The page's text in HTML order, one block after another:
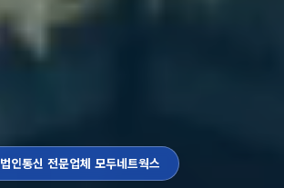
법인통신 전문업체 모두네트웍스